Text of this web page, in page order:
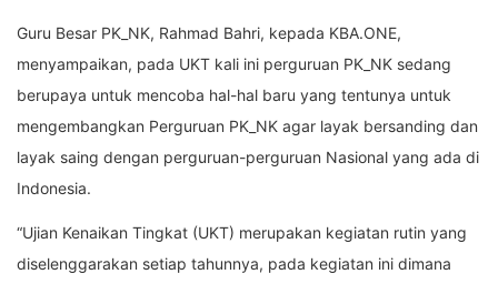
Guru Besar PK_NK, Rahmad Bahri, kepada KBA.ONE,
menyampaikan, pada UKT kali ini perguruan PK_NK sedang
berupaya untuk mencoba hal-hal baru yang tentunya untuk
mengembangkan Perguruan PK_NK agar layak bersanding dan
layak saing dengan perguruan-perguruan Nasional yang ada di
Indonesia.
“Ujian Kenaikan Tingkat (UKT) merupakan kegiatan rutin yang
diselenggarakan setiap tahunnya, pada kegiatan ini dimana